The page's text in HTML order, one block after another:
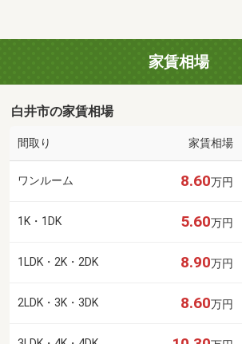
家賃相場
白井市の家賃相場
間取り 家賃相場
ワンルーム 8.60万円
1K・1DK 5.60万円
1LDK・2K・2DK 8.90万円
2LDK・3K・3DK 8.60万円